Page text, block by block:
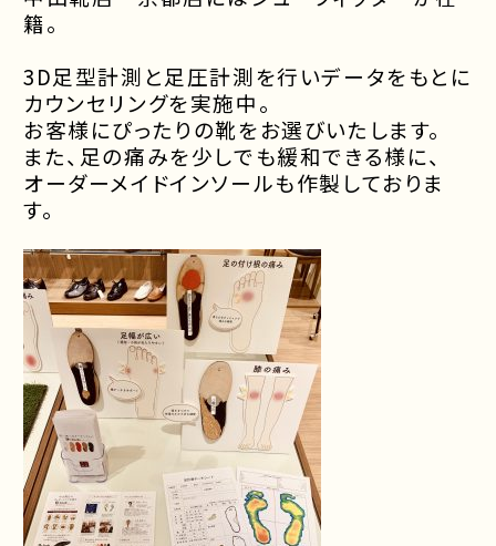
籍。
3D足型計測と足圧計測を行いデータをもとに
カウンセリングを実施中。
お客様にぴったりの靴をお選びいたします。
また、 足の痛みを少しでも緩和できる様に、
オーダーメイドインソールも作製しておりま
す。